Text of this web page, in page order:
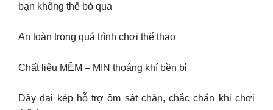
bạn không thể bỏ qua
An toàn trong quá trình chơi thể thao
Chất liệu MỀM – MỊN thoáng khí bền bỉ
Dây đai kép hỗ trợ ôm sát chân, chắc chắn khi chơi